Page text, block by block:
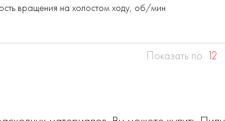
вращения на холостом ходу, об/мин
Показать по 12